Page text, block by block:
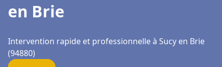
en Brie
Intervention rapide et professionnelle à Sucy en Brie
(94880)